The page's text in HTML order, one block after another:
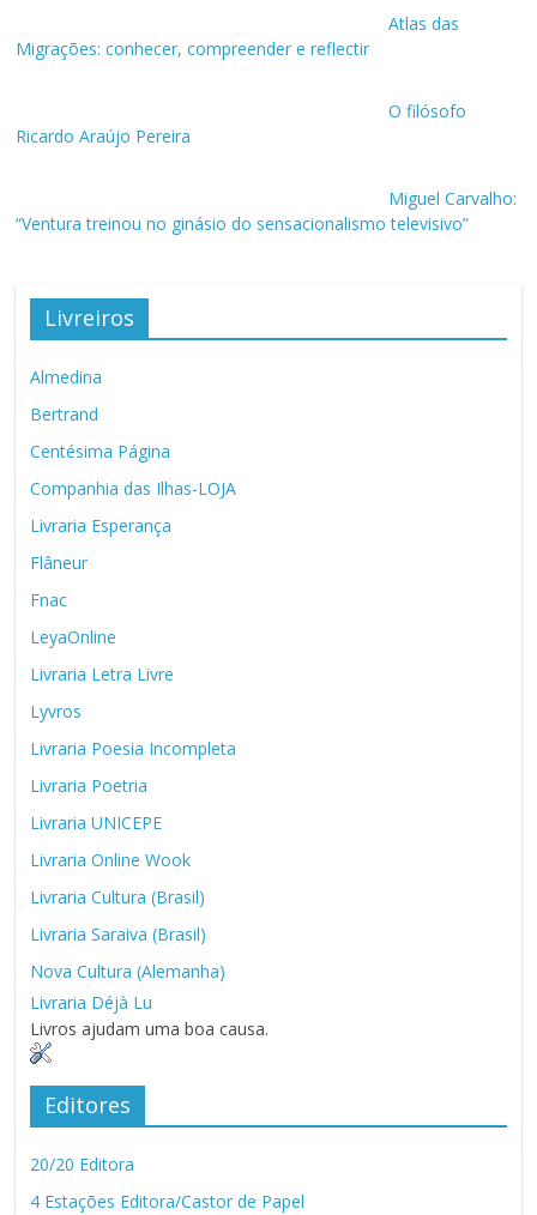
Atlas das
Migrações: conhecer, compreender e reflectir
O filósofo
Ricardo Araújo Pereira
Miguel Carvalho:
“Ventura treinou no ginásio do sensacionalismo televisivo”
Livreiros
Almedina
Bertrand
Centésima Página
Companhia das Ilhas-LOJA
Livraria Esperança
Flâneur
Fnac
LeyaOnline
Livraria Letra Livre
Lyvros
Livraria Poesia Incompleta
Livraria Poetria
Livraria UNICEPE
Livraria Online Wook
Livraria Cultura (Brasil)
Livraria Saraiva (Brasil)
Nova Cultura (Alemanha)
Livraria Déjà Lu
Livros ajudam uma boa causa.
Editores
20/20 Editora
4 Estações Editora/Castor de Papel